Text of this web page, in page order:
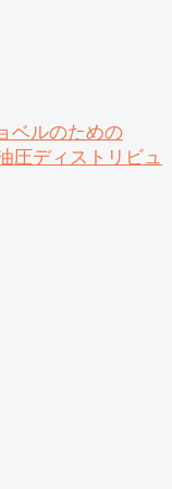
ベルのための
圧ディストリビュ